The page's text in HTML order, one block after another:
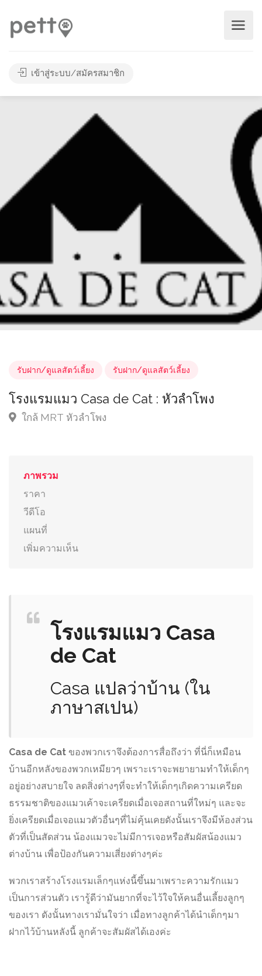
เข้าสู่ระบบ/สมัครสมาชิก
รับฝาก/ดูแลสัตว์เลี้ยง รับฝาก/ดูแลสัตว์เลี้ยง
โรงแรมแมว Casa de Cat : หัวลำโพง
ใกล้ MRT หัวลำโพง
ภาพรวม
ราคา
วีดีโอ
แผนที่
เพิ่มความเห็น
โรงแรมแมว Casa
de Cat
Casa แปลว่าบ้าน (ใน
ภาษาสเปน)
Casa de Cat ของพวกเราจึงต้องการสื่อถึงว่า ที่นี่ก็เหมือน
บ้านอีกหลังของพวกเหมียวๆ เพราะเราจะพยายามทำให้เด็กๆ
อยู่อย่างสบายใจ ลดสิ่งต่างๆที่จะทำให้เด็กๆเกิดความเครียด
ธรรมชาติของแมวเค้าจะเครียดเมื่อเจอสถานที่ใหม่ๆ และจะ
ยิ่งเครียดเมื่อเจอแมวตัวอื่นๆที่ไม่คุ้นเคยดังนั้นเราจึงมีห้องส่วน
ตัวที่เป็นสัดส่วน น้องแมวจะไม่มีการเจอหรือสัมผัสน้องแมว
ต่างบ้าน เพื่อป้องกันความเสี่ยงต่างๆค่ะ
พวกเราสร้างโรงแรมเล็กๆแห่งนี้ขึ้นมาเพราะความรักแมว
เป็นการส่วนตัว เรารู้ดีว่ามันยากที่จะไว้ใจให้คนอื่นเลี้ยงลูกๆ
ของเรา ดังนั้นทางเรามั่นใจว่า เมื่อทางลูกค้าได้นำเด็กๆมา
ฝากไว้บ้านหลังนี้ ลูกค้าจะสัมผัสได้เองค่ะ